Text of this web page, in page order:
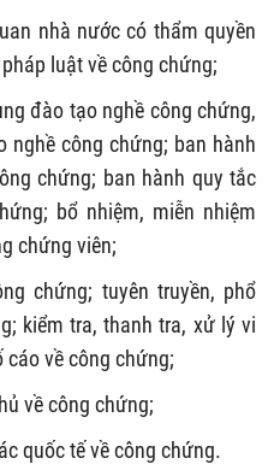
nhà nước có thẩm quyền
luật về công chứng;
đào tạo nghề công chứng,
công chứng; ban hành
chứng; ban hành quy tắc
bổ nhiệm, miễn nhiệm
chứng viên;
chứng; tuyên truyền, phổ
kiểm tra, thanh tra, xử lý vi
về công chứng;
về công chứng;
quốc tế về công chứng.